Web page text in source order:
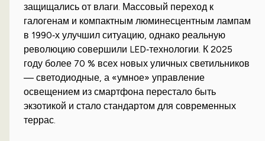
защищались от влаги. Массовый переход к
галогенам и компактным люминесцентным лампам
в 1990‑х улучшил ситуацию, однако реальную
революцию совершили LED‑технологии. К 2025
году более 70 % всех новых уличных светильников
— светодиодные, а «умное» управление
освещением из смартфона перестало быть
экзотикой и стало стандартом для современных
террас.